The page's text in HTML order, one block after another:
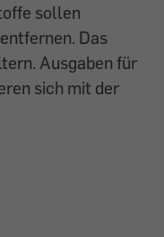
sollen
Das
Ausgaben für
sich mit der